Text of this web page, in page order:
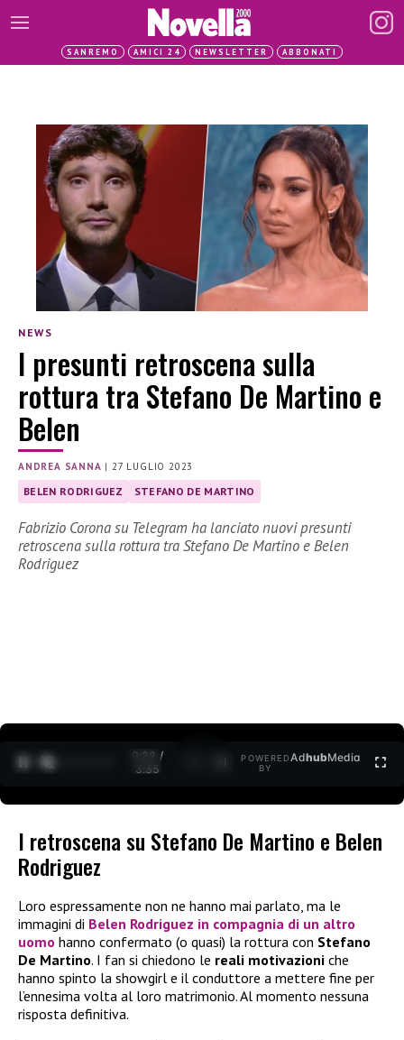
SANREMO AMICI 24 NEWSLETTER ABBONATI
NEWS
I presunti retroscena sulla
rottura tra Stefano De Martino e
Belen
ANDREA SANNA |27 LUGLIO 2023
BELEN RODRIGUEZ STEFANO DE MARTINO
Fabrizio Corona su Telegram ha lanciato nuovi presunti
retroscena sulla rottura tra Stefano De Martino e Belen
Rodriguez
0:30 /
3:35
POWERED
BY
AdhubMedia
I retroscena su Stefano De Martino e Belen
Rodriguez
Loro espressamente non ne hanno mai parlato, ma le
immagini di Belen Rodriguez in compagnia di un altro
uomo hanno confermato (o quasi) la rottura con Stefano
De Martino. I fan si chiedono le reali motivazioni che
hanno spinto la showgirl e il conduttore a mettere fine per
l’ennesima volta al loro matrimonio. Al momento nessuna
risposta definitiva.